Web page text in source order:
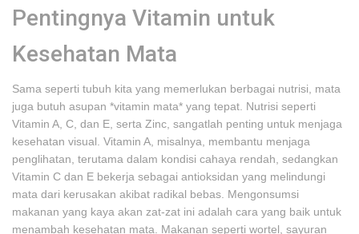
Pentingnya Vitamin untuk
Kesehatan Mata
Sama seperti tubuh kita yang memerlukan berbagai nutrisi, mata
juga butuh asupan *vitamin mata* yang tepat. Nutrisi seperti
Vitamin A, C, dan E, serta Zinc, sangatlah penting untuk menjaga
kesehatan visual. Vitamin A, misalnya, membantu menjaga
penglihatan, terutama dalam kondisi cahaya rendah, sedangkan
Vitamin C dan E bekerja sebagai antioksidan yang melindungi
mata dari kerusakan akibat radikal bebas. Mengonsumsi
makanan yang kaya akan zat-zat ini adalah cara yang baik untuk
menambah kesehatan mata. Makanan seperti wortel, sayuran